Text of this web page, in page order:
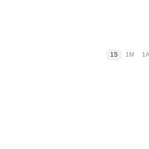
1S 1M 1A